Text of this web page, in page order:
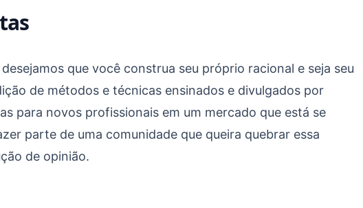
que você construa seu próprio racional e seja seu
de métodos e técnicas ensinados e divulgados por
para novos profissionais em um mercado que está se
parte de uma comunidade que queira quebrar essa
de opinião.